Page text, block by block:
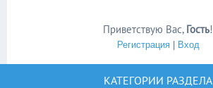
Приветствую Вас, Гость!
Регистрация| Вход
КАТЕГОРИИ РАЗДЕЛА